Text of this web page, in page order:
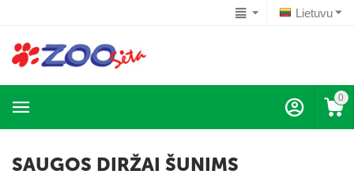
Lietuvu
0
SAUGOS DIRŽAI ŠUNIMS